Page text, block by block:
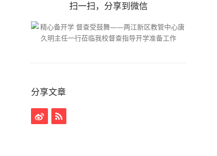
扫一扫，分享到微信
分享文章